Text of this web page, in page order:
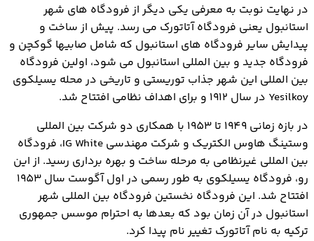
در نهایت نوبت به معرفی یکی دیگر از فرودگاه های شهر
استانبول یعنی فرودگاه آتاتورک می رسد. پیش از ساخت و
پیدایش سایر فرودگاه های استانبول که شامل صابیها گوکچن و
فرودگاه جدید و بین المللی استانبول می شود، اولین فرودگاه
بین المللی این شهر جذاب توریستی و تاریخی در محله یسیلکوی
Yesilkoy در سال 1912 و برای اهداف نظامی افتتاح شد.
در بازه زمانی 1949 تا 1953 با همکاری دو شرکت بین المللی
وستینگ هاوس الکتریک و شرکت مهندسی IG White، فرودگاه
بین المللی غیرنظامی به مرحله ساخت و بهره برداری رسید. از این
رو، فرودگاه یسیلکوی به طور رسمی در اول آگوست سال 1953
افتتاح شد. این فرودگاه نخستین فرودگاه بین المللی شهر
استانبول در آن زمان بود که بعدها به احترام موسس جمهوری
ترکیه به نام آتاتورک تغییر نام پیدا کرد.